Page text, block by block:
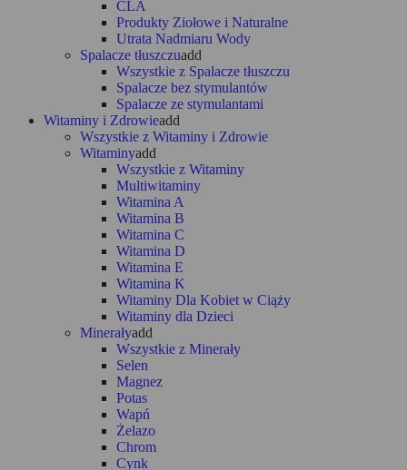
CLA
Produkty Ziołowe i Naturalne
Utrata Nadmiaru Wody
Spalacze tłuszczuadd
Wszystkie z Spalacze tłuszczu
Spalacze bez stymulantów
Spalacze ze stymulantami
Witaminy i Zdrowieadd
Wszystkie z Witaminy i Zdrowie
Witaminyadd
Wszystkie z Witaminy
Multiwitaminy
Witamina A
Witamina B
Witamina C
Witamina D
Witamina E
Witamina K
Witaminy Dla Kobiet w Ciąży
Witaminy dla Dzieci
Minerałyadd
Wszystkie z Minerały
Selen
Magnez
Potas
Wapń
Żelazo
Chrom
Cynk